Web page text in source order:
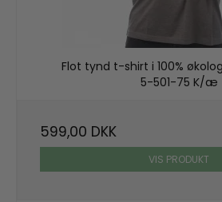
Flot tynd t-shirt i 100%
5-501-75 K/æ
599,00 DKK
VIS PRODUKT